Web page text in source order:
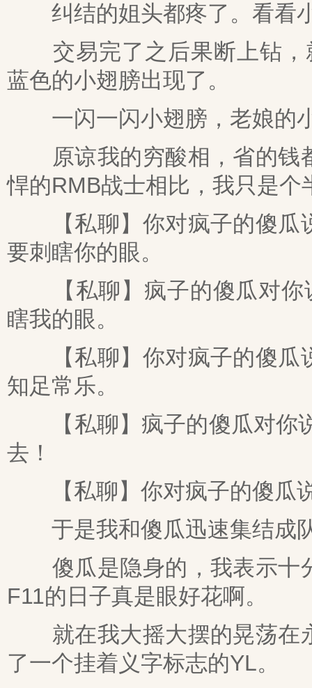
纠结的姐头都疼了。看看
交易完了之后果断上钻，
蓝色的小翅膀出现了。
一闪一闪小翅膀，老娘的
原谅我的穷酸相，省的钱
悍的RMB战士相比，我只是个
【私聊】你对疯子的傻瓜
要刺瞎你的眼。
【私聊】疯子的傻瓜对你
瞎我的眼。
【私聊】你对疯子的傻瓜
知足常乐。
【私聊】疯子的傻瓜对你
去！
【私聊】你对疯子的傻瓜
于是我和傻瓜迅速集结成
傻瓜是隐身的，我表示十
F11的日子真是眼好花啊。
就在我大摇大摆的晃荡在
了一个挂着义字标志的YL。